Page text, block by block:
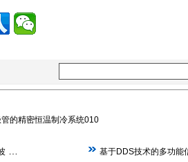
的精密恒温制冷系统010
基于DDS技术的多功能